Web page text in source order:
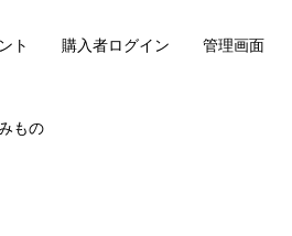
もの
ト 購入者ログイン 管理画面